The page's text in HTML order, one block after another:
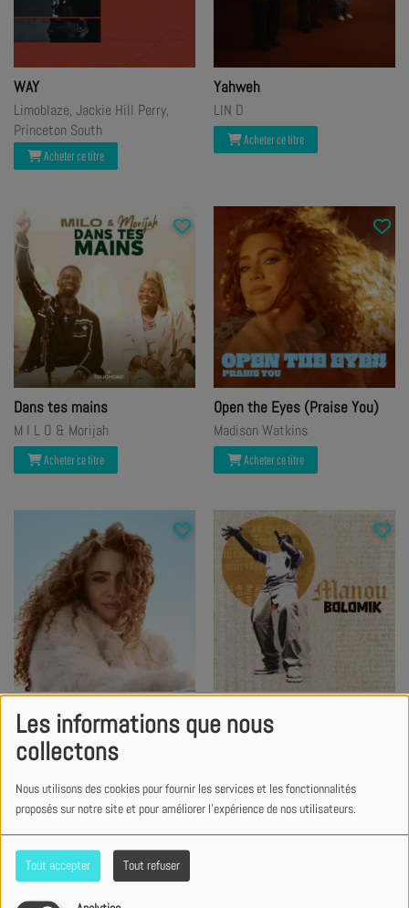
Les informations que nous
collectons
Nous utilisons des cookies pour fournir les services et les fonctionnalités
proposés sur notre site et pour améliorer l'expérience de nos utilisateurs.
Tout accepter Tout refuser
WAY
Limoblaze, Jackie Hill Perry,
Princeton South
Acheter ce titre
Yahweh
LIN D
Acheter ce titre
Dans tes mains
M I L O & Morijah
Acheter ce titre
Open the Eyes (Praise You)
Madison Watkins
Acheter ce titre
You Won't
Madison Watkins
Acheter ce titre
Manou Bolomik